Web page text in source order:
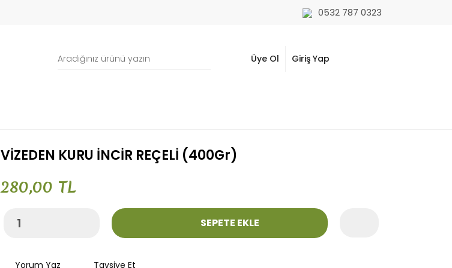
0532 787 0323
Üye Ol Giriş Yap
VİZEDEN KURU İNCİR REÇELİ (400Gr)
280,00 TL
SEPETE EKLE
Yorum Yaz Tavsiye Et